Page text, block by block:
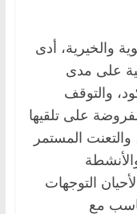
والخيرية، أدى
على مدى
والتوقف
على تلقيها
والتعنت المستمر
التوجهات
مع